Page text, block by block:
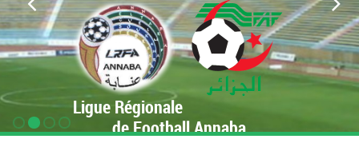
Ligue Régionale
de Football Annaba